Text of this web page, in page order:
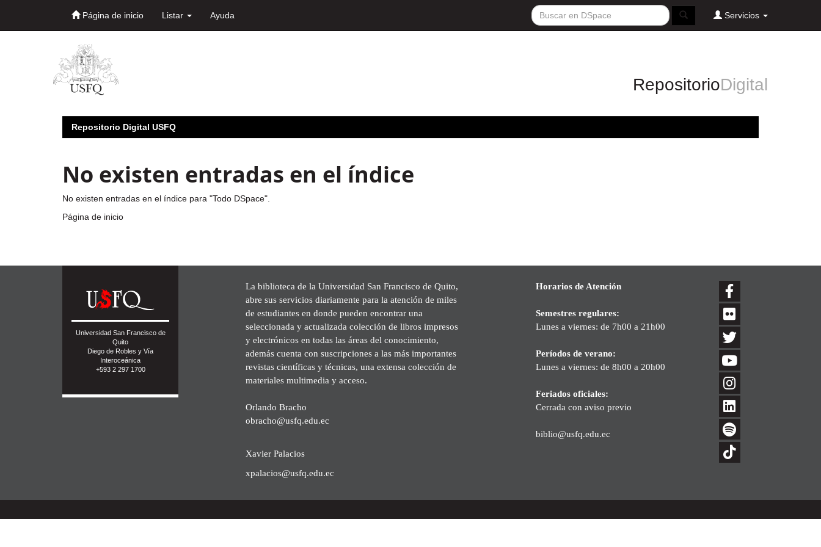
Página de inicio Listar Ayuda Servicios
RepositorioDigital
Repositorio Digital USFQ
No existen entradas en el índice
No existen entradas en el índice para "Todo DSpace".
Página de inicio
Universidad San Francisco de
Quito
Diego de Robles y Vía
Interoceánica
+593 2 297 1700
La biblioteca de la Universidad San Francisco de Quito,
abre sus servicios diariamente para la atención de miles
de estudiantes en donde pueden encontrar una
seleccionada y actualizada colección de libros impresos
y electrónicos en todas las áreas del conocimiento,
además cuenta con suscripciones a las más importantes
revistas científicas y técnicas, una extensa colección de
materiales multimedia y acceso.
Orlando Bracho
obracho@usfq.edu.ec
Xavier Palacios
xpalacios@usfq.edu.ec
Horarios de Atención
Semestres regulares:
Lunes a viernes: de 7h00 a 21h00
Períodos de verano:
Lunes a viernes: de 8h00 a 20h00
Feriados oficiales:
Cerrada con aviso previo
biblio@usfq.edu.ec